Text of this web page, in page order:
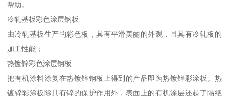
帮助。
冷轧基板彩色涂层钢板
由冷轧基板生产的彩色板，具有平滑美丽的外观，且具有冷轧板的
加工性能；
热镀锌彩色涂层钢板
把有机涂料涂复在热镀锌钢板上得到的产品即为热镀锌彩涂板。热
镀锌彩涂板除具有锌的保护作用外，表面上的有机涂层还起了隔绝